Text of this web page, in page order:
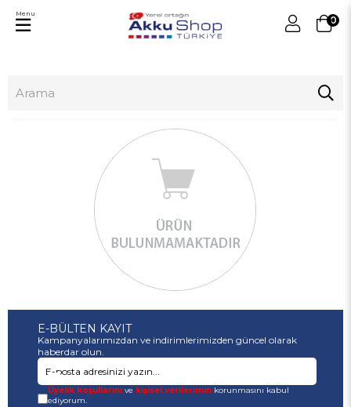
0
Menu
E-BÜLTEN KAYIT
Kampanyalarımızdan ve indirimlerimizden güncel olarak
haberdar olun.
Üyelik koşullarınıve kişisel verileriminkorunmasını kabul
ediyorum.